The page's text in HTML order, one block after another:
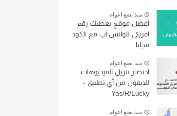
منذ بضع اعوام
أفضل موقع يعطيك رقم
امريكي للواتس اب مع الكود
مجانا
منذ بضع اعوام
اختصار تنزيل الفيديوهات
للايفون من أي تطبيق -
Yas/R/Lucky
منذ بضع اعوام